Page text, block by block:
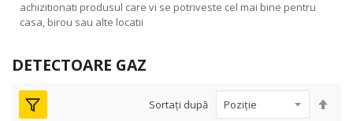
achizitionati produsul care vi se potriveste cel mai bine pentru
casa, birou sau alte locatii
DETECTOARE GAZ
Sortați după